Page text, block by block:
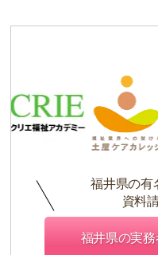
福井県の有
資料
福井県の実